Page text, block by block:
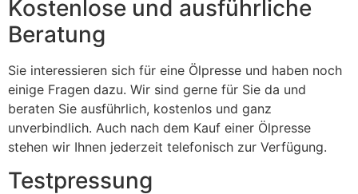
Kostenlose und ausführliche
Beratung
Sie interessieren sich für eine Ölpresse und haben noch
einige Fragen dazu. Wir sind gerne für Sie da und
beraten Sie ausführlich, kostenlos und ganz
unverbindlich. Auch nach dem Kauf einer Ölpresse
stehen wir Ihnen jederzeit telefonisch zur Verfügung.
Testpressung